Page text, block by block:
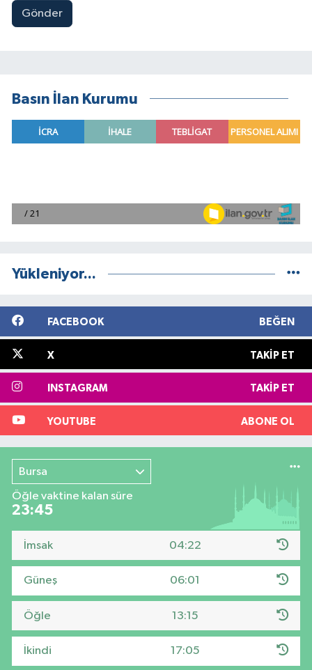
Gönder
Basın İlan Kurumu
Yükleniyor...
FACEBOOK BEĞEN
X TAKIP ET
INSTAGRAM TAKIP ET
YOUTUBE ABONE OL
Bursa
Öğle vaktine kalan süre
23:44
İmsak 04:22
Güneş 06:01
Öğle 13:15
İkindi 17:05